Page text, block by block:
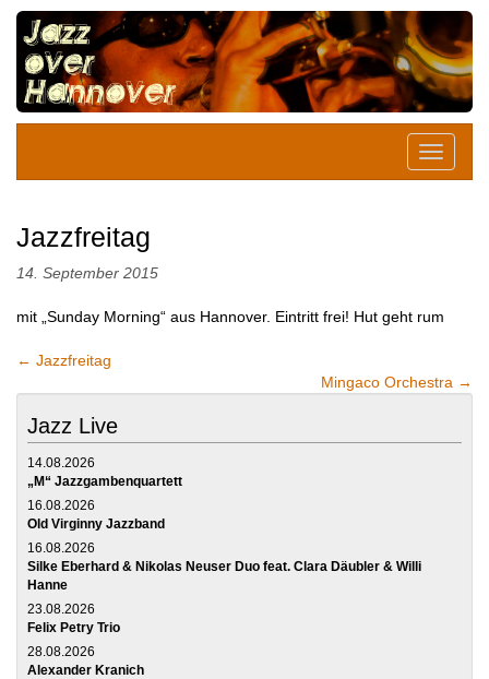
Jazzfreitag
14. September 2015
mit „Sunday Morning“ aus Hannover. Eintritt frei! Hut geht rum
← Jazzfreitag
Mingaco Orchestra →
Jazz Live
14.08.2026
„M“ Jazzgambenquartett
16.08.2026
Old Virginny Jazzband
16.08.2026
Silke Eberhard & Nikolas Neuser Duo feat. Clara Däubler & Willi
Hanne
23.08.2026
Felix Petry Trio
28.08.2026
Alexander Kranich